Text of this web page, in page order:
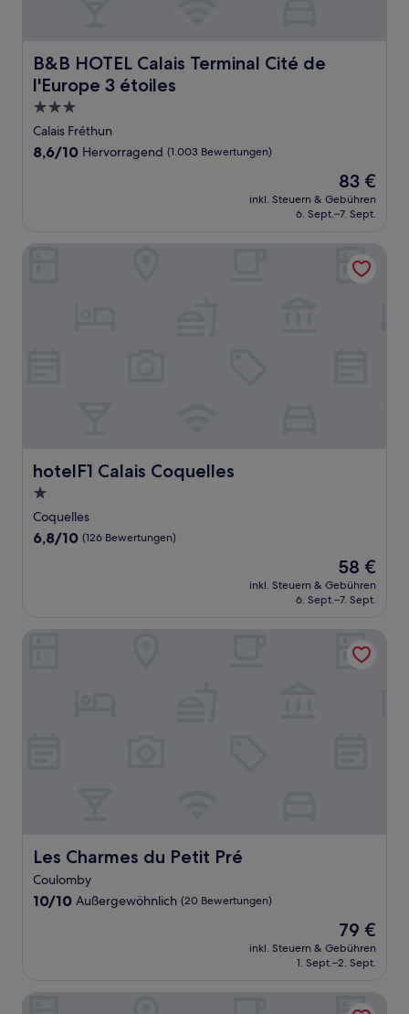
B&B HOTEL Calais Terminal Cité de
l'Europe 3 étoiles
B&B HOTEL Calais Terminal Cité de l'Europe 3 étoiles
3.0-
Sterne-
Unterkunft
Calais Fréthun
8.6
8,6/10 Hervorragend (1.003 Bewertungen)
Der
Preis
beträgt
83 €
inkl. Steuern & Gebühren
6. Sept.–7. Sept.
hotelF1 Calais Coquelles
hotelF1 Calais Coquelles
1.0-
Stern-
Unterkunft
Coquelles
6.8
6,8/10 (126 Bewertungen)
Der
Preis
beträgt
58 €
inkl. Steuern & Gebühren
6. Sept.–7. Sept.
Les Charmes du Petit Pré
Les Charmes du Petit Pré
Coulomby
10.0
10/10 Außergewöhnlich (20 Bewertungen)
Der
Preis
beträgt
79 €
inkl. Steuern & Gebühren
1. Sept.–2. Sept.